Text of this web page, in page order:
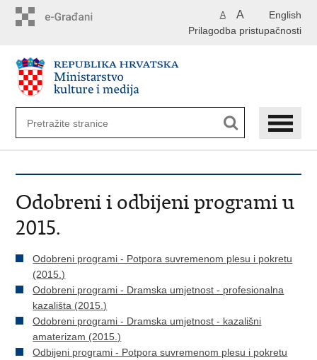
English
A A
Prilagodba pristupačnosti
Odobreni i odbijeni programi u
2015.
Odobreni programi - Potpora suvremenom plesu i pokretu
(2015.)
Odobreni programi - Dramska umjetnost - profesionalna
kazališta (2015.)
Odobreni programi - Dramska umjetnost - kazališni
amaterizam (2015.)
Odbijeni programi - Potpora suvremenom plesu i pokretu